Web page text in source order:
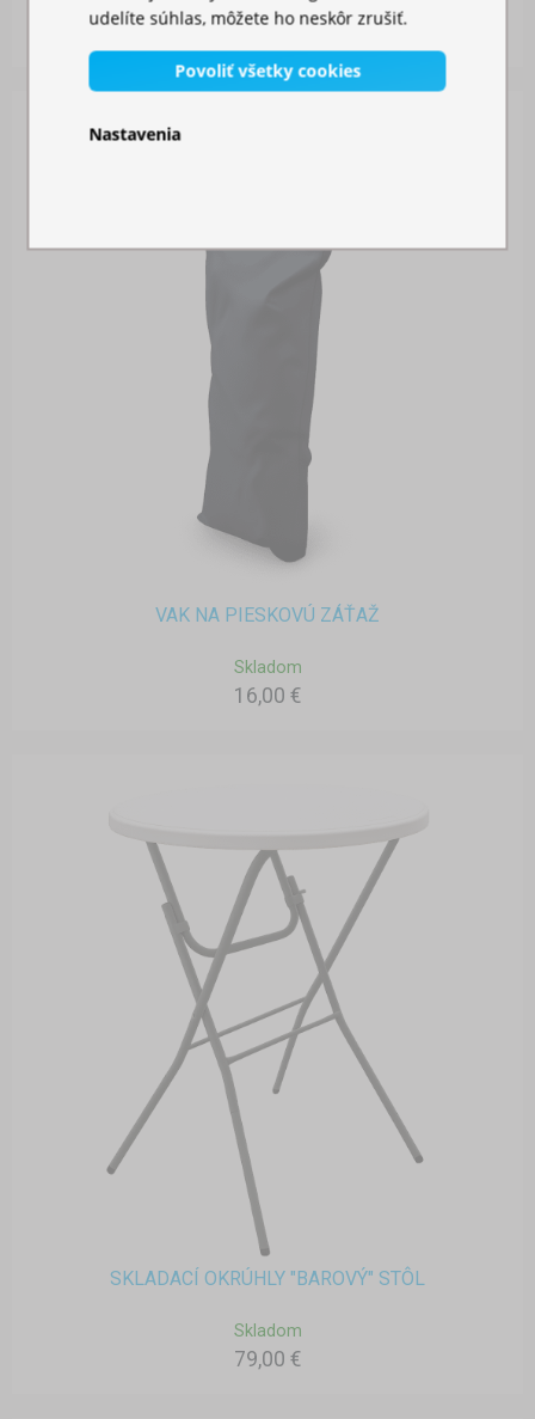
26,00 €
VAK NA PIESKOVÚ ZÁŤAŽ
Skladom
16,00 €
SKLADACÍ OKRÚHLY "BAROVÝ" STÔL
Skladom
79,00 €
udelíte súhlas, môžete ho neskôr zrušiť.
Povoliť všetky cookies
Nastavenia